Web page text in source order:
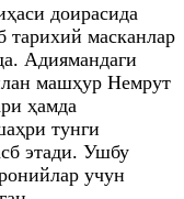
доирасида
масканлар
Адиямандаги
машҳур Немрут
ҳамда
тунги
этади. Ушбу
учун